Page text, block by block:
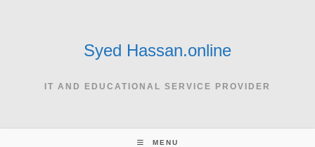
Syed Hassan.online
IT AND EDUCATIONAL SERVICE PROVIDER
MENU